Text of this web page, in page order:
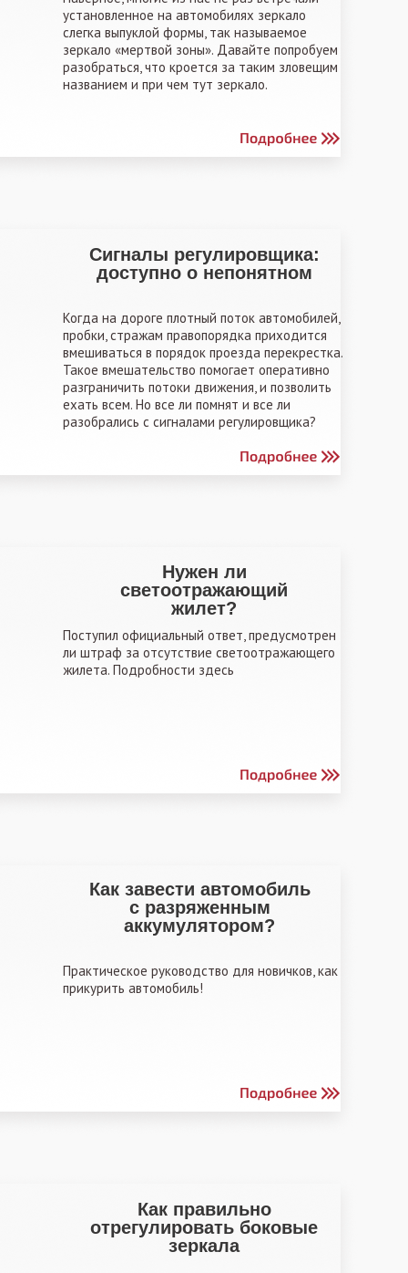
установленное на автомобилях зеркало
слегка выпуклой формы, так называемое
зеркало «мертвой зоны». Давайте попробуем
разобраться, что кроется за таким зловещим
названием и при чем тут зеркало.
Сигналы регулировщика:
доступно о непонятном
Когда на дороге плотный поток автомобилей,
пробки, стражам правопорядка приходится
вмешиваться в порядок проезда перекрестка.
Такое вмешательство помогает оперативно
разграничить потоки движения, и позволить
ехать всем. Но все ли помнят и все ли
разобрались с сигналами регулировщика?
Нужен ли
светоотражающий
жилет?
Поступил официальный ответ, предусмотрен
ли штраф за отсутствие светоотражающего
жилета. Подробности здесь
Как завести автомобиль
с разряженным
аккумулятором?
Практическое руководство для новичков, как
прикурить автомобиль!
Как правильно
отрегулировать боковые
зеркала